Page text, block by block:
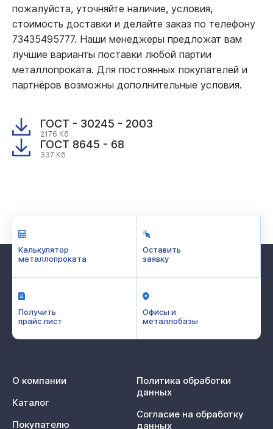
пожалуйста, уточняйте наличие, условия,
стоимость доставки и делайте заказ по телефону
73435495777. Наши менеджеры предложат вам
лучшие варианты поставки любой партии
металлопроката. Для постоянных покупателей и
партнёров возможны дополнительные условия.
ГОСТ - 30245 - 2003
2176 Кб
ГОСТ 8645 - 68
337 Кб
Калькулятор
металлопроката
Оставить
заявку
Получить
прайс лист
Офисы и
металлобазы
О компании
Каталог
Покупателю
Политика обработки
данных
Согласие на обработку
данных